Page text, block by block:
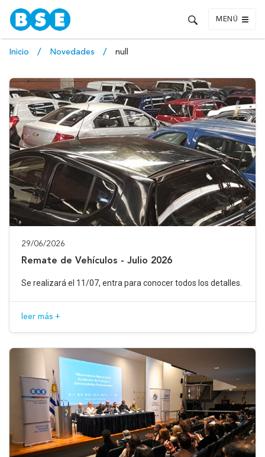
MENÚ
Inicio Novedades null
29/06/2026
Remate de Vehículos - Julio 2026
Se realizará el 11/07, entra para conocer todos los detalles.
leer más +